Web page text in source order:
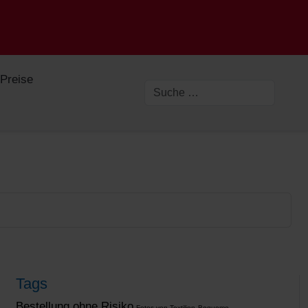
Preise
Tags